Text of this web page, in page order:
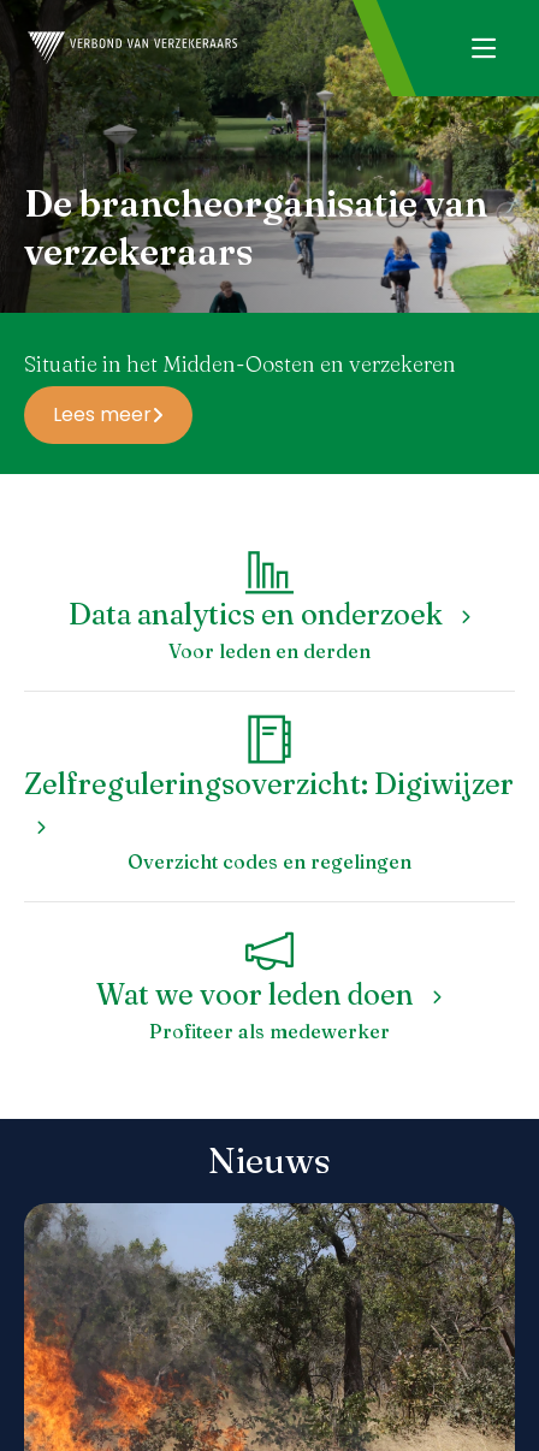
Inloggen
De brancheorganisatie van
verzekeraars
Situatie in het Midden-Oosten en verzekeren
Lees meer
Data analytics en onderzoek
Voor leden en derden
Zelfreguleringsoverzicht: Digiwijzer
Overzicht codes en regelingen
Wat we voor leden doen
Profiteer als medewerker
Nieuws